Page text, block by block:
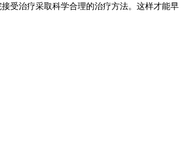
受治疗采取科学合理的治疗方法。这样才能早